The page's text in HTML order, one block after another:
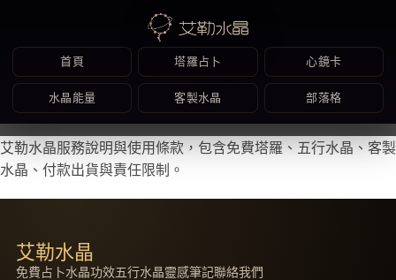
首頁 塔羅占卜 心鏡卡
水晶能量 客製水晶 部落格
Skip
to
艾勒水晶服務說明與使用條款，包含免費塔羅、五行水晶、客製
水晶、付款出貨與責任限制。
艾勒水晶
免費占卜水晶功效五行水晶靈感筆記聯絡我們